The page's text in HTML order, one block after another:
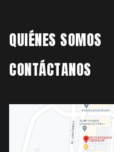
QUIÉNES SOMOS
CONTÁCTANOS